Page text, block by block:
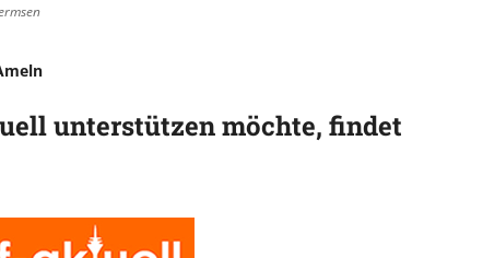
unterstützen möchte, findet